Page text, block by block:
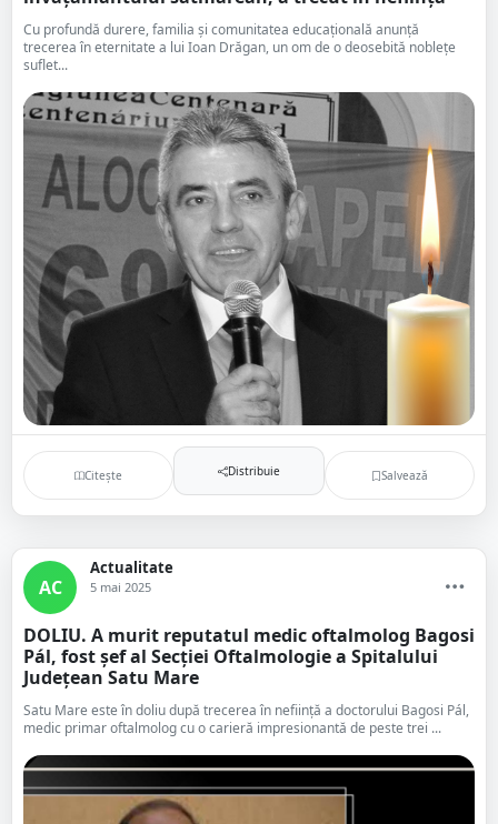
Cu profundă durere, familia și comunitatea educațională anunță
trecerea în eternitate a lui Ioan Drăgan, un om de o deosebită noblețe
suflet...
Citește Distribuie Salvează
AC
Actualitate
5 mai 2025
DOLIU. A murit reputatul medic oftalmolog Bagosi
Pál, fost șef al Secției Oftalmologie a Spitalului
Județean Satu Mare
Satu Mare este în doliu după trecerea în neființă a doctorului Bagosi Pál,
medic primar oftalmolog cu o carieră impresionantă de peste trei ...